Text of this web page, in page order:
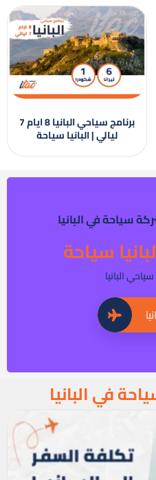
برنامج سياحي البانيا 8 ايام 7
ليالي | البانيا سياحة
سياحة في البانيا
سياحة
البانيا
في البانيا